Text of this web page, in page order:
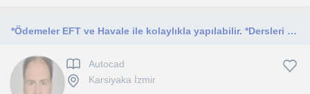
*Ödemeler EFT ve Havale ile kolaylıkla yapılabilir. *Dersleri bilgisayarımda; Zoom bağlantısı sağlayıp kamera yardımıyla tüm komut
Autocad
Karsiyaka İzmir